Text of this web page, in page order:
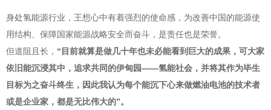
身处氢能源行业，王想心中有着强烈的使命感，为改善中国的能源使
用结构、保障国家能源战略安全而奋斗，是责任也是荣誉。
但道阻且长， “目前就算是做几十年也未必能看到巨大的成果，可大家
依旧能沉浸其中，追求共同的伊甸园——氢能社会，并将其作为毕生
目标为之奋斗终生，因此我认为每个能沉下心来做燃油电池的技术者
或是企业家，都是无比伟大的”。